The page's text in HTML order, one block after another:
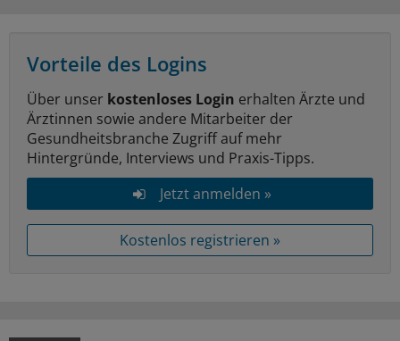
Vorteile des Logins
Über unser kostenloses Login erhalten Ärzte und
Ärztinnen sowie andere Mitarbeiter der
Gesundheitsbranche Zugriff auf mehr
Hintergründe, Interviews und Praxis-Tipps.
Jetzt anmelden »
Kostenlos registrieren »